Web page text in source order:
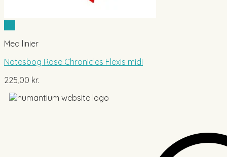
Med linier
Notesbog Rose Chronicles Flexis midi
225,00 kr.